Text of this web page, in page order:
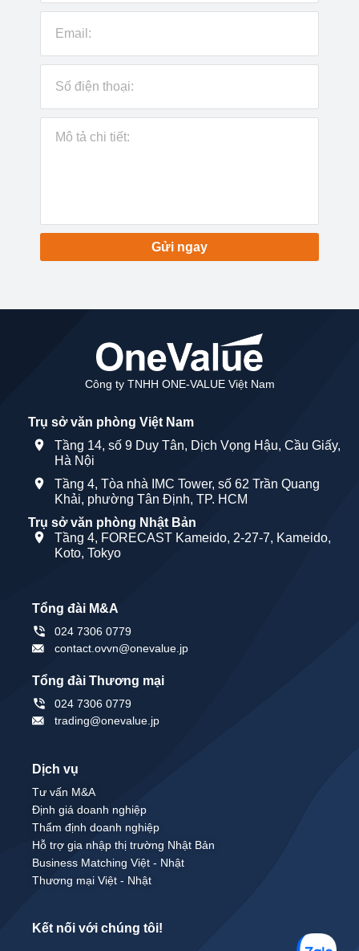
Gửi ngay
Công ty TNHH ONE-VALUE Việt Nam
Trụ sở văn phòng Việt Nam
Tầng 14, số 9 Duy Tân, Dịch Vọng Hậu, Cầu Giấy,
Hà Nội
Tầng 4, Tòa nhà IMC Tower, số 62 Trần Quang
Khải, phường Tân Định, TP. HCM
Trụ sở văn phòng Nhật Bản
Tầng 4, FORECAST Kameido, 2-27-7, Kameido,
Koto, Tokyo
Tổng đài M&A
024 7306 0779
contact.ovvn@onevalue.jp
Tổng đài Thương mại
024 7306 0779
trading@onevalue.jp
Dịch vụ
Tư vấn M&A
Định giá doanh nghiệp
Thẩm định doanh nghiệp
Hỗ trợ gia nhập thị trường Nhật Bản
Business Matching Việt - Nhật
Thương mại Việt - Nhật
Kết nối với chúng tôi!